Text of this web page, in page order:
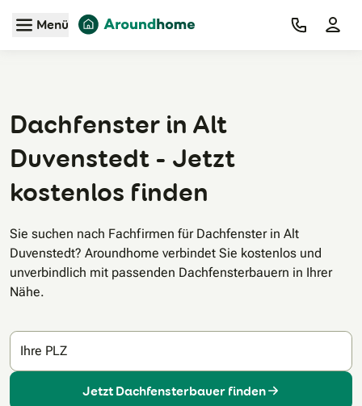
Zum Hauptinhalt
Menü
Dachfenster in Alt
Duvenstedt - Jetzt
kostenlos finden
Sie suchen nach Fachfirmen für Dachfenster in Alt
Duvenstedt? Aroundhome verbindet Sie kostenlos und
unverbindlich mit passenden Dachfensterbauern in Ihrer
Nähe.
Ihre PLZ
Jetzt Dachfensterbauer finden